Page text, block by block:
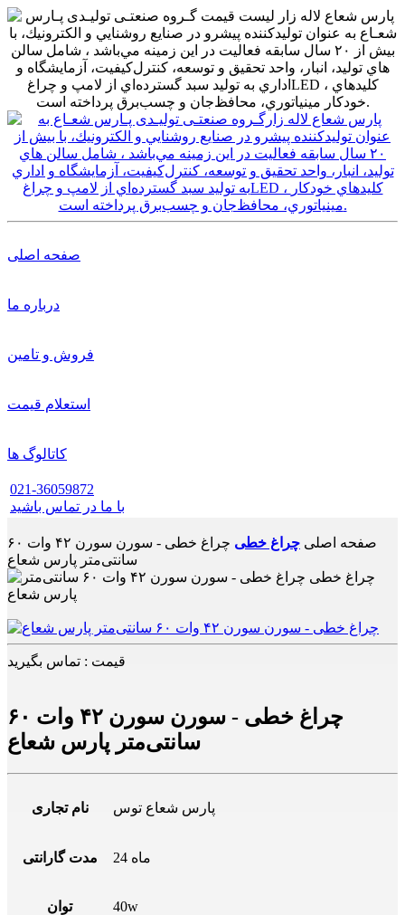
صفحه اصلی
درباره ما
فروش و تامین
استعلام قیمت
کاتالوگ ها
021-36059872
با ما در تماس باشید
صفحه اصلی چراغ خطی
چراغ خطی - سورن سورن ۴۲ وات ۶۰
سانتی‌متر پارس شعاع
قیمت : تماس بگیرید
چراغ خطی - سورن سورن ۴۲ وات ۶۰
سانتی‌متر پارس شعاع
نام تجاری پارس شعاع توس
مدت گارانتی 24 ماه
توان 40w